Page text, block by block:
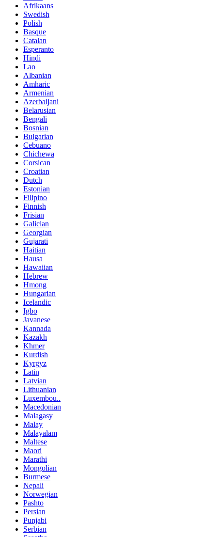
Afrikaans
Swedish
Polish
Basque
Catalan
Esperanto
Hindi
Lao
Albanian
Amharic
Armenian
Azerbaijani
Belarusian
Bengali
Bosnian
Bulgarian
Cebuano
Chichewa
Corsican
Croatian
Dutch
Estonian
Filipino
Finnish
Frisian
Galician
Georgian
Gujarati
Haitian
Hausa
Hawaiian
Hebrew
Hmong
Hungarian
Icelandic
Igbo
Javanese
Kannada
Kazakh
Khmer
Kurdish
Kyrgyz
Latin
Latvian
Lithuanian
Luxembou..
Macedonian
Malagasy
Malay
Malayalam
Maltese
Maori
Marathi
Mongolian
Burmese
Nepali
Norwegian
Pashto
Persian
Punjabi
Serbian